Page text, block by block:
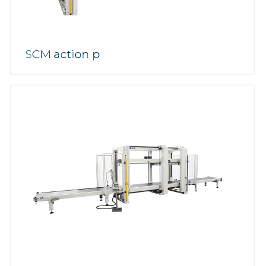
SCM action p